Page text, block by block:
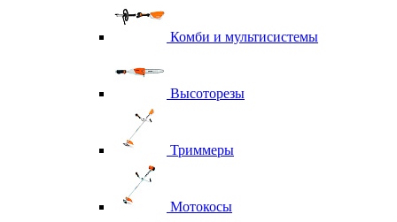
Комби и мультисистемы
Высоторезы
Триммеры
Мотокосы